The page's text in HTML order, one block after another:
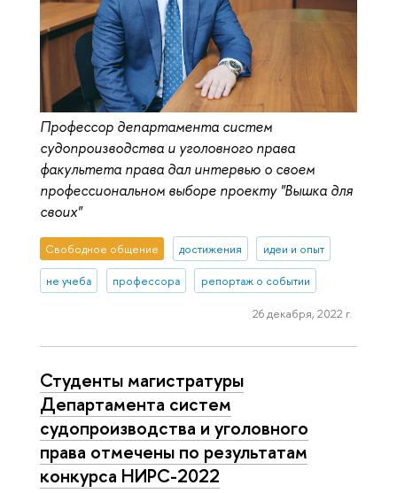
Профессор департамента систем
судопроизводства и уголовного права
факультета права дал интервью о своем
профессиональном выборе проекту "Вышка для
своих"
Свободное общение достижения идеи и опыт
не учеба профессора репортаж о событии
26 декабря, 2022 г.
Студенты магистратуры
Департамента систем
судопроизводства и уголовного
права отмечены по результатам
конкурса НИРС-2022